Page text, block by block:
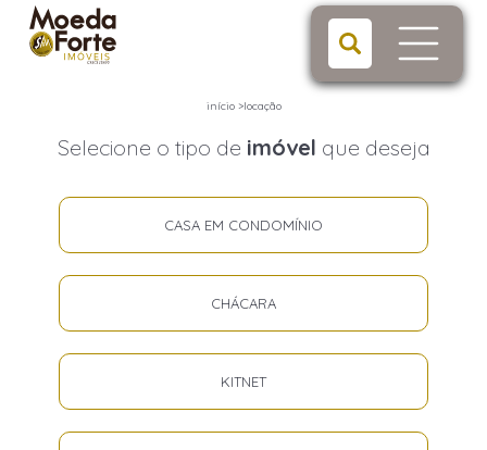
início>locação
Selecione o tipo de imóvel que deseja
CASA EM CONDOMÍNIO
CHÁCARA
KITNET